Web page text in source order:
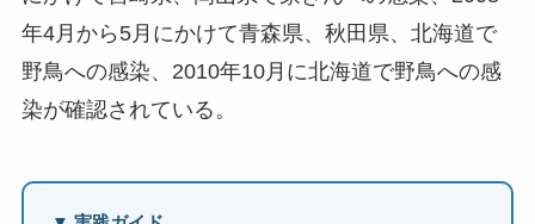
年4月から5月にかけて青森県、秋田県、北海道で
野鳥への感染、2010年10月に北海道で野鳥への感
染が確認されている。